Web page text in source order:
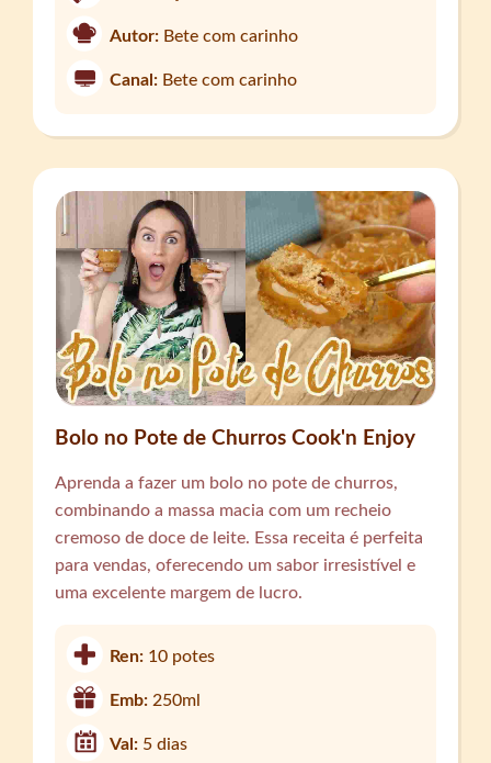
Autor: Bete com carinho
Canal: Bete com carinho
Bolo no Pote de Churros Cook'n Enjoy
Aprenda a fazer um bolo no pote de churros,
combinando a massa macia com um recheio
cremoso de doce de leite. Essa receita é perfeita
para vendas, oferecendo um sabor irresistível e
uma excelente margem de lucro.
Ren: 10 potes
Emb: 250ml
Val: 5 dias